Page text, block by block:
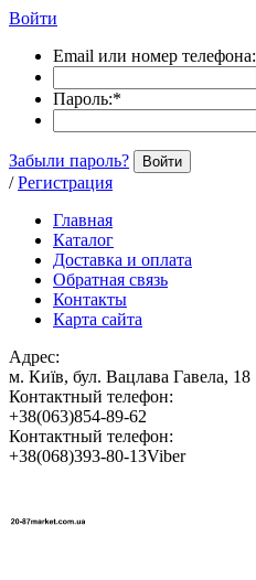
Войти
Email или номер телефона:
Пароль:*
Забыли пароль? Войти
/ Регистрация
Главная
Каталог
Доставка и оплата
Обратная связь
Контакты
Карта сайта
Адрес:
м. Київ, бул. Вацлава Гавела, 18
Контактный телефон:
+38(063)854-89-62
Контактный телефон:
+38(068)393-80-13Viber